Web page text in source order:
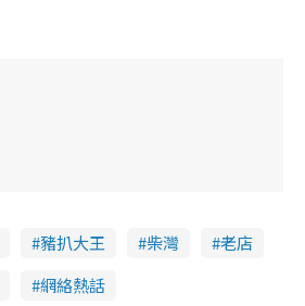
豬扒大王 柴灣
老店
網絡熱話